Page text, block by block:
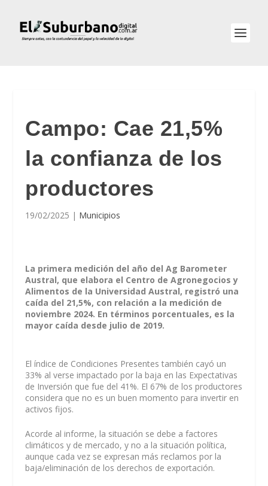
Campo: Cae 21,5%
la confianza de los
productores
19/02/2025 | Municipios
La primera medición del año del Ag Barometer
Austral, que elabora el Centro de Agronegocios y
Alimentos de la Universidad Austral, registró una
caída del 21,5%, con relación a la medición de
noviembre 2024. En términos porcentuales, es la
mayor caída desde julio de 2019.
El índice de Condiciones Presentes también cayó un
33% al verse impactado por la baja en las Expectativas
de Inversión que fue del 41%. El 67% de los productores
considera que no es un buen momento para invertir en
activos fijos.
Acorde al informe, la situación se debe a factores
climáticos y de mercado, y no a la situación política,
aunque cada vez se expresan más reclamos por la
baja/eliminación de los derechos de exportación.